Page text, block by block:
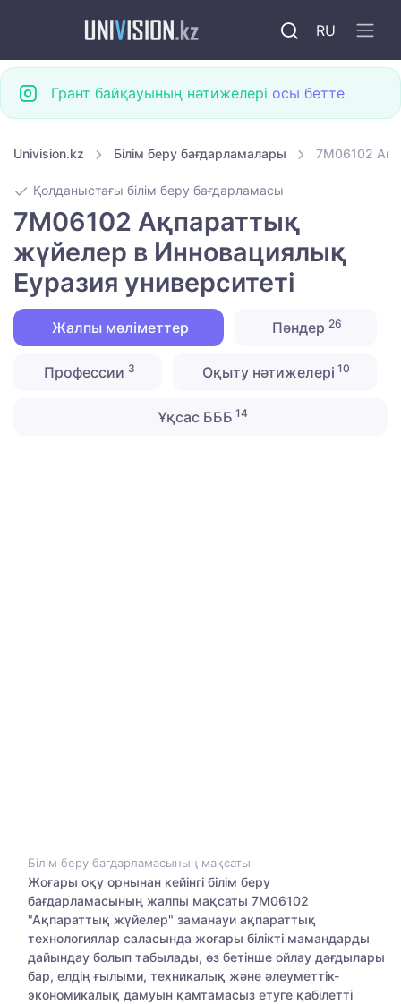
RU
Грант байқауының нәтижелері осы бетте
Univision.kz Білім беру бағдарламалары 7M06102
Қолданыстағы білім беру бағдарламасы
7M06102 Ақпараттық
жүйелер в Инновациялық
Еуразия университеті
Жалпы мәліметтер Пәндер26
Профессии 3 Оқыту нәтижелері 10
Ұқсас БББ 14
Білім беру бағдарламасының мақсаты
Жоғары оқу орнынан кейінгі білім беру
бағдарламасының жалпы мақсаты 7М06102
"Ақпараттық жүйелер" заманауи ақпараттық
технологиялар саласында жоғары білікті мамандарды
дайындау болып табылады, өз бетінше ойлау дағдылары
бар, елдің ғылыми, техникалық және әлеуметтік-
экономикалық дамуын қамтамасыз етуге қабілетті